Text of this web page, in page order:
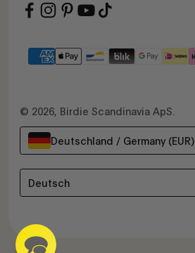
© 2026, Birdie Scandinavia ApS.
Deutschland / Germany (EUR)
Language
Deutsch